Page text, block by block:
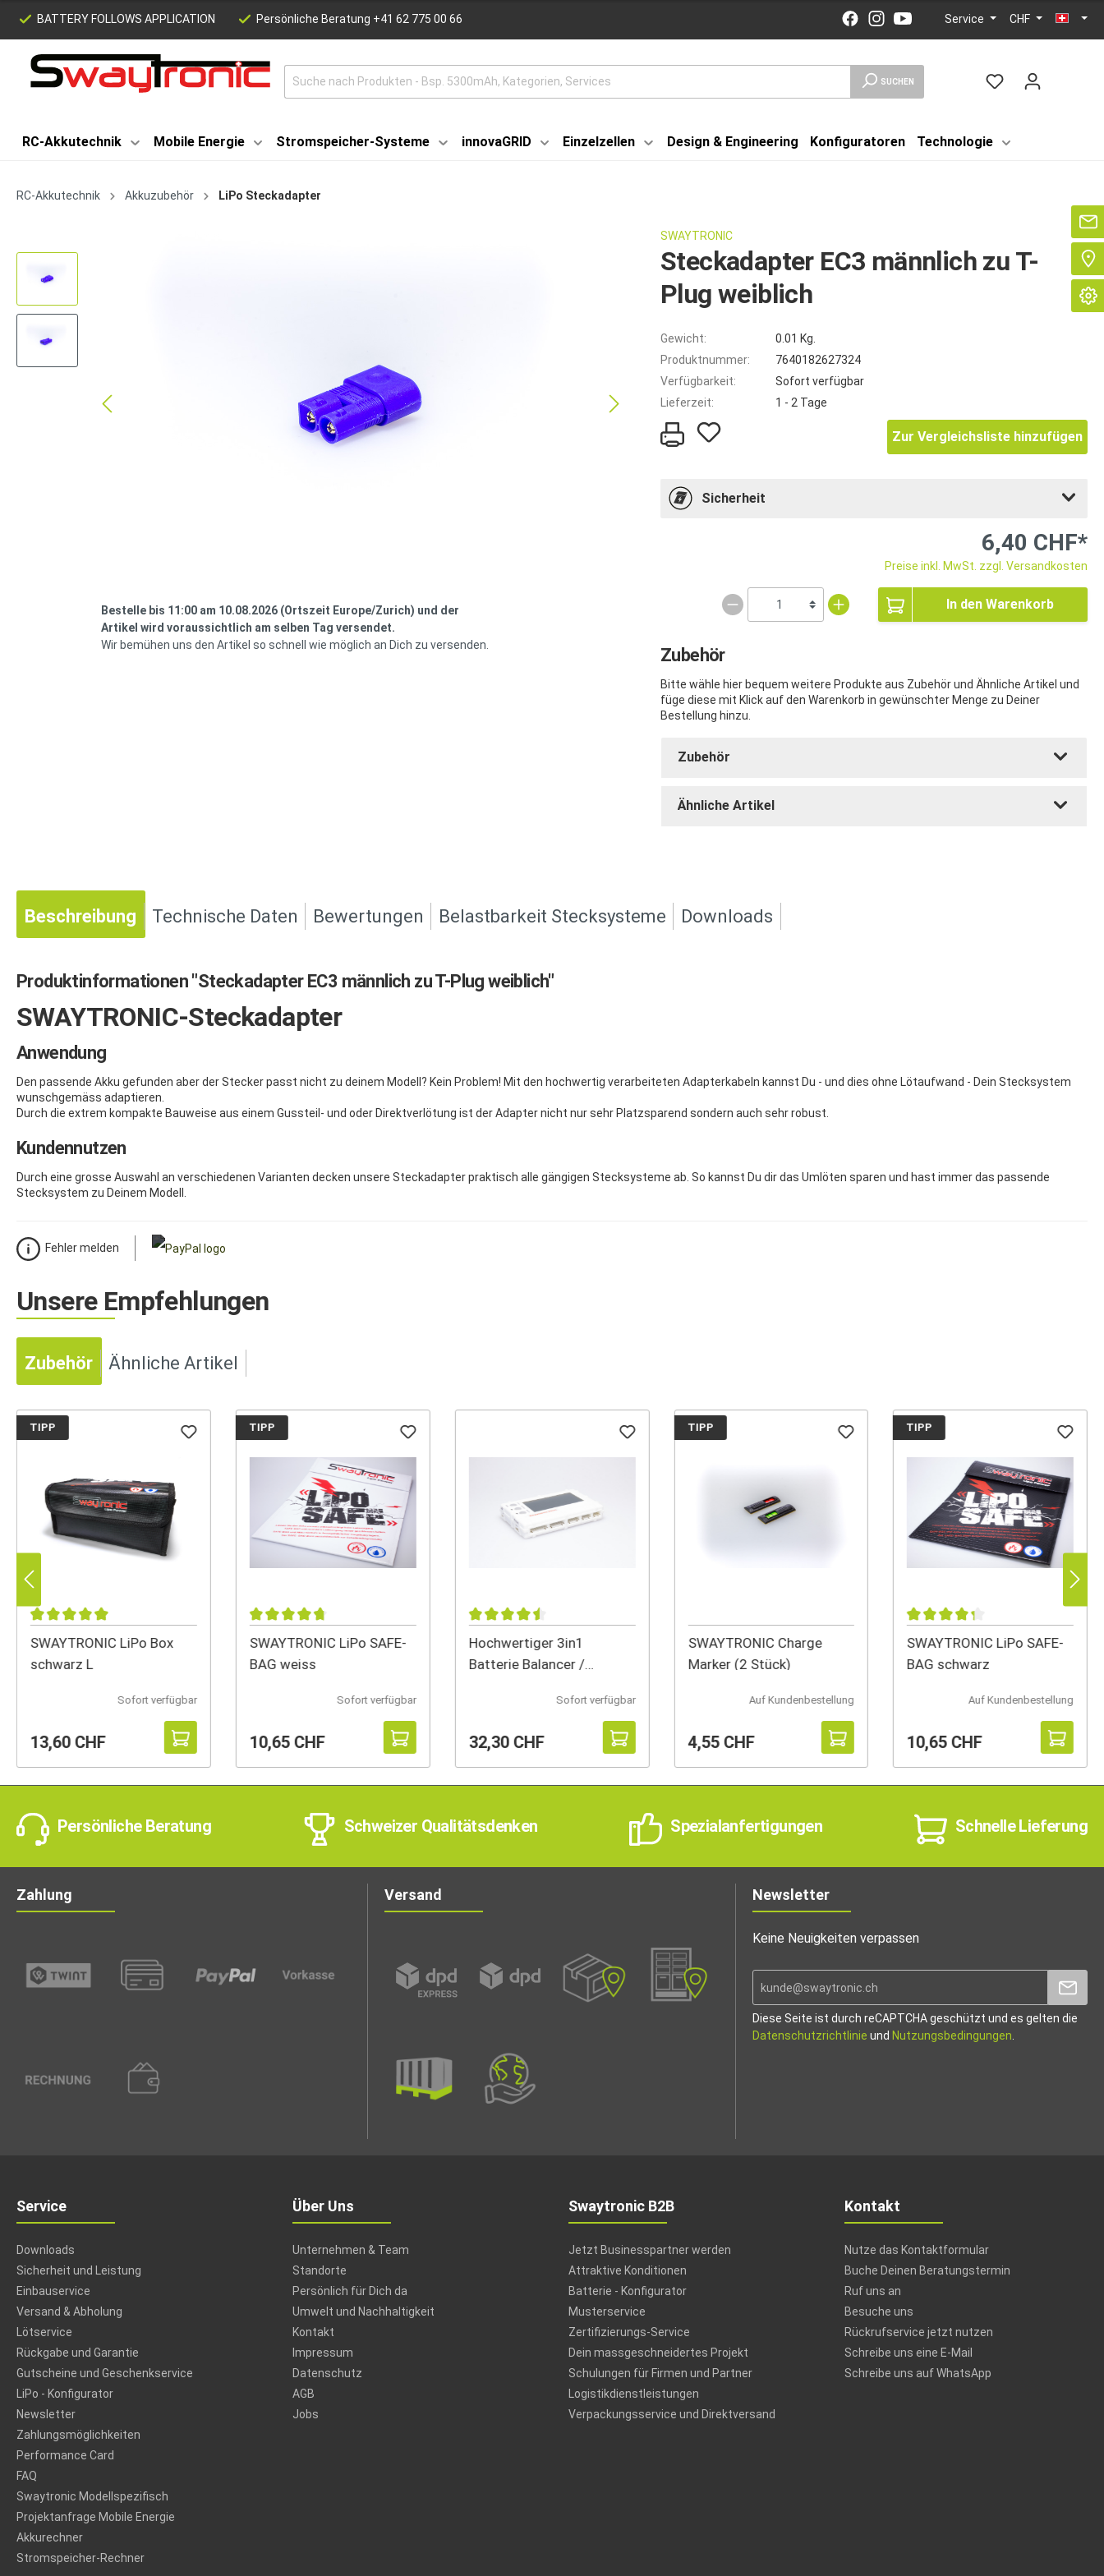
BATTERY FOLLOWS APPLICATION Persönliche Beratung +41 62 775 00 66 Service CHF
SUCHEN
RC-Akkutechnik Mobile Energie Stromspeicher-Systeme innovaGRID Einzelzellen Design & Engineering Konfiguratoren Technologie
RC-Akkutechnik Akkuzubehör LiPo Steckadapter
Bestelle bis 11:00 am 10.08.2026 (Ortszeit Europe/Zurich) und der
Artikel wird voraussichtlich am selben Tag versendet.
Wir bemühen uns den Artikel so schnell wie möglich an Dich zu versenden.
SWAYTRONIC
Steckadapter EC3 männlich zu T-
Plug weiblich
Gewicht:
0.01 Kg.
Produktnummer:
7640182627324
Verfügbarkeit:
Sofort verfügbar
Lieferzeit:
1 - 2 Tage
Zur Vergleichsliste hinzufügen
Sicherheit
6,40 CHF*
Preise inkl. MwSt. zzgl. Versandkosten
In den Warenkorb
Zubehör
Bitte wähle hier bequem weitere Produkte aus Zubehör und Ähnliche Artikel und
füge diese mit Klick auf den Warenkorb in gewünschter Menge zu Deiner
Bestellung hinzu.
Zubehör
Ähnliche Artikel
Beschreibung Technische Daten Bewertungen Belastbarkeit Stecksysteme Downloads
Produktinformationen "Steckadapter EC3 männlich zu T-Plug weiblich"
SWAYTRONIC-Steckadapter
Anwendung
Den passende Akku gefunden aber der Stecker passt nicht zu deinem Modell? Kein Problem! Mit den hochwertig verarbeiteten Adapterkabeln kannst Du - und dies ohne Lötaufwand - Dein Stecksystem
wunschgemäss adaptieren.
Durch die extrem kompakte Bauweise aus einem Gussteil- und oder Direktverlötung ist der Adapter nicht nur sehr Platzsparend sondern auch sehr robust.
Kundennutzen
Durch eine grosse Auswahl an verschiedenen Varianten decken unsere Steckadapter praktisch alle gängigen Stecksysteme ab. So kannst Du dir das Umlöten sparen und hast immer das passende
Stecksystem zu Deinem Modell.
Fehler melden
Unsere Empfehlungen
Zubehör Ähnliche Artikel
TIPP
SWAYTRONIC LiPo Box
schwarz L
Sofort verfügbar
13,60 CHF
TIPP
SWAYTRONIC LiPo SAFE-
BAG weiss
Sofort verfügbar
10,65 CHF
Hochwertiger 3in1
Batterie Balancer /
Sofort verfügbar
32,30 CHF
TIPP
SWAYTRONIC Charge
Marker (2 Stück)
Auf Kundenbestellung
4,55 CHF
TIPP
SWAYTRONIC LiPo SAFE-
BAG schwarz
Auf Kundenbestellung
10,65 CHF
Persönliche Beratung Schweizer Qualitätsdenken Spezialanfertigungen Schnelle Lieferung
Zahlung Versand Newsletter
Keine Neuigkeiten verpassen
Diese Seite ist durch reCAPTCHA geschützt und es gelten die
Datenschutzrichtlinie und Nutzungsbedingungen
Service
Downloads
Sicherheit und Leistung
Einbauservice
Versand & Abholung
Lötservice
Rückgabe und Garantie
Gutscheine und Geschenkservice
LiPo - Konfigurator
Newsletter
Zahlungsmöglichkeiten
Performance Card
FAQ
Swaytronic Modellspezifisch
Projektanfrage Mobile Energie
Akkurechner
Stromspeicher-Rechner
Über Uns
Unternehmen & Team
Standorte
Persönlich für Dich da
Umwelt und Nachhaltigkeit
Kontakt
Impressum
Datenschutz
AGB
Jobs
Swaytronic B2B
Jetzt Businesspartner werden
Attraktive Konditionen
Batterie - Konfigurator
Musterservice
Zertifizierungs-Service
Dein massgeschneidertes Projekt
Schulungen für Firmen und Partner
Logistikdienstleistungen
Verpackungsservice und Direktversand
Kontakt
Nutze das Kontaktformular
Buche Deinen Beratungstermin
Ruf uns an
Besuche uns
Rückrufservice jetzt nutzen
Schreibe uns eine E-Mail
Schreibe uns auf WhatsApp